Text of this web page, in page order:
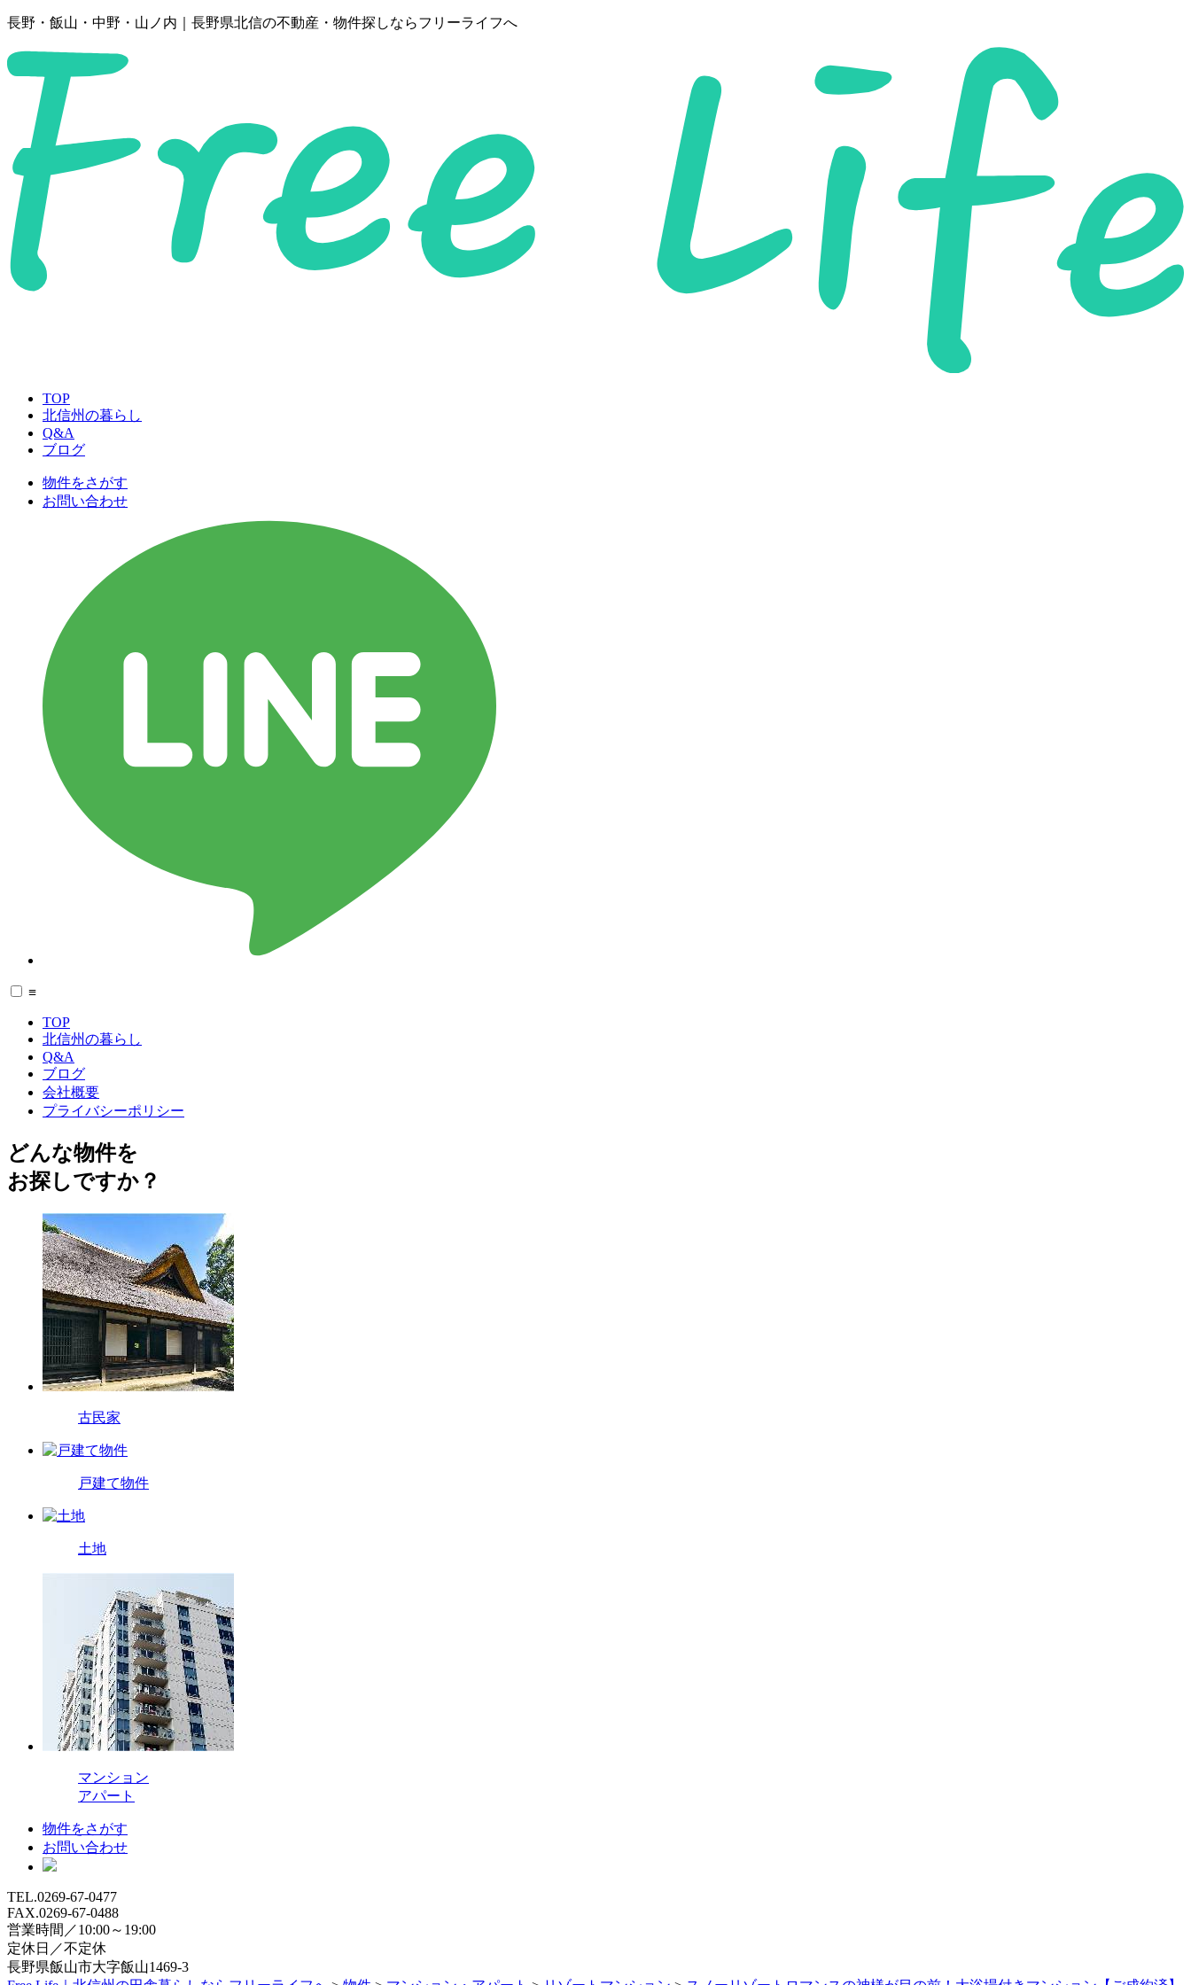
長野・飯山・中野・山ノ内｜長野県北信の不動産・物件探しならフリーライフへ
TOP
北信州の暮らし
Q&A
ブログ
物件をさがす
お問い合わせ
≡
TOP
北信州の暮らし
Q&A
ブログ
会社概要
プライバシーポリシー
どんな物件を
お探しですか？
古民家
戸建て物件
土地
マンション
アパート
物件をさがす
お問い合わせ
TEL.0269-67-0477
FAX.0269-67-0488
営業時間／10:00～19:00
定休日／不定休
長野県飯山市大字飯山1469-3